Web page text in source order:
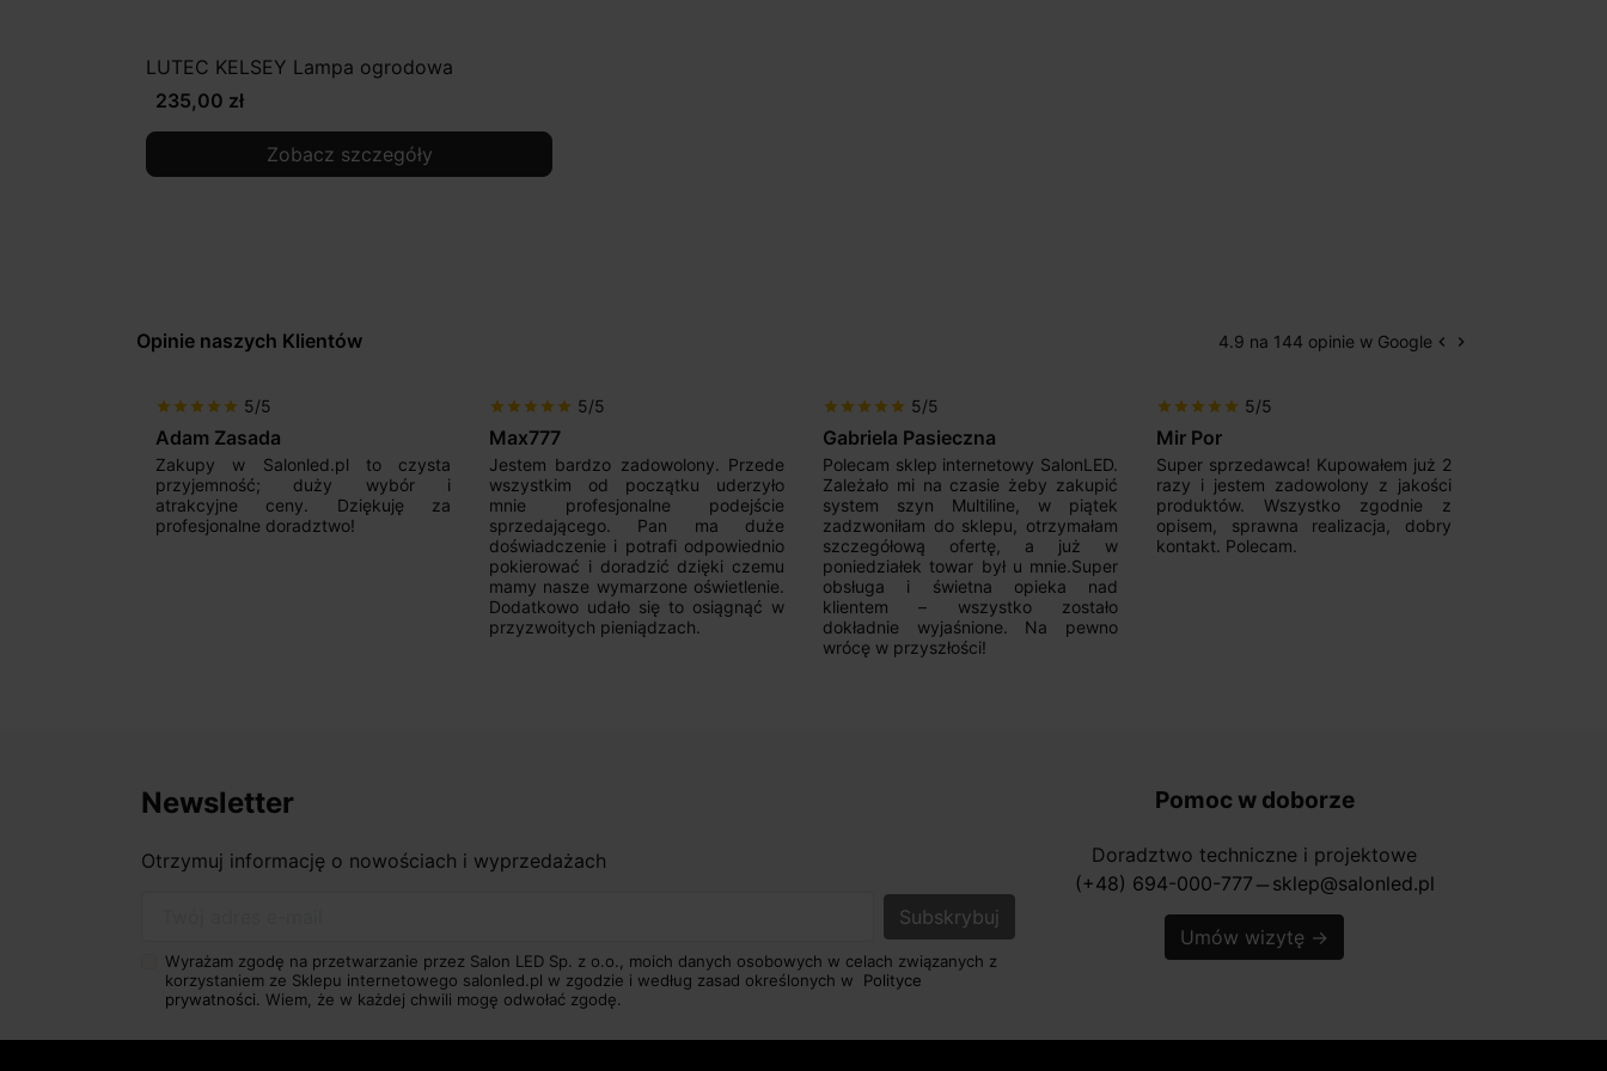
LUTEC KELSEY Lampa ogrodowa
235,00 zł
Zobacz szczegóły
Opinie naszych Klientów 4.9 na 144 opinie w Google Poprzedni
keyboard_arrow_left Następny
keyboard_arrow_right
star star star star star 5/5
Adam Zasada
Zakupy w Salonled.pl to czysta
przyjemność; duży wybór i
atrakcyjne ceny. Dziękuję za
profesjonalne doradztwo!
star star star star star 5/5
Max777
Jestem bardzo zadowolony. Przede
wszystkim od początku uderzyło
mnie profesjonalne podejście
sprzedającego. Pan ma duże
doświadczenie i potrafi odpowiednio
pokierować i doradzić dzięki czemu
mamy nasze wymarzone oświetlenie.
Dodatkowo udało się to osiągnąć w
przyzwoitych pieniądzach.
star star star star star 5/5
Gabriela Pasieczna
Polecam sklep internetowy SalonLED.
Zależało mi na czasie żeby zakupić
system szyn Multiline, w piątek
zadzwoniłam do sklepu, otrzymałam
szczegółową ofertę, a już w
poniedziałek towar był u mnie.Super
obsługa i świetna opieka nad
klientem – wszystko zostało
dokładnie wyjaśnione. Na pewno
wrócę w przyszłości!
star star star star star 5/5
Mir Por
Super sprzedawca! Kupowałem już 2
razy i jestem zadowolony z jakości
produktów. Wszystko zgodnie z
opisem, sprawna realizacja, dobry
kontakt. Polecam.
Newsletter
Otrzymuj informację o nowościach i wyprzedażach
Wyrażam zgodę na przetwarzanie przez Salon LED Sp. z o.o., moich danych osobowych w celach związanych z
korzystaniem ze Sklepu internetowego salonled.pl w zgodzie i według zasad określonych w Polityce
prywatności. Wiem, że w każdej chwili mogę odwołać zgodę.
Pomoc w doborze
Doradztwo techniczne i projektowe
(+48) 694-000-777 horizontal_rule sklep@salonled.pl
Umów wizytę →